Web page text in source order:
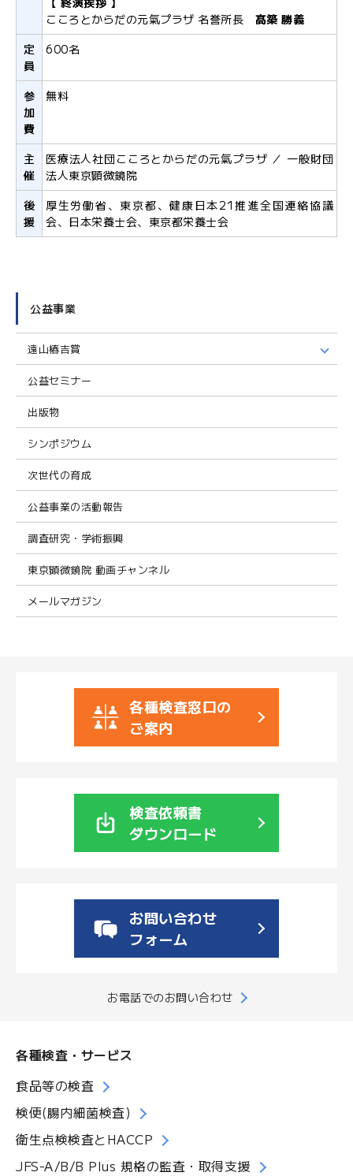
こころとからだの元氣プラザ 名誉所長 髙築 勝義
定
員
600名
参
加
費
無料
主
催
医療法人社団こころとからだの元氣プラザ ／ 一般財団
法人東京顕微鏡院
後
援
厚生労働省、東京都、健康日本21推進全国連絡協議
会、日本栄養士会、東京都栄養士会
公益事業
遠山椿吉賞
公益セミナー
出版物
シンポジウム
次世代の育成
公益事業の活動報告
調査研究・学術振興
東京顕微鏡院 動画チャンネル
メールマガジン
各種検査窓口の
ご案内
検査依頼書
ダウンロード
お問い合わせ
フォーム
お電話でのお問い合わせ
各種検査・サービス
食品等の検査
検便(腸内細菌検査)
衛生点検検査とHACCP
JFS-A/B/B Plus 規格の監査・取得支援